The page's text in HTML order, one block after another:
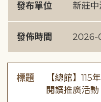
發布單位 新莊
發佈時間 2026-
標題
【總館】
閱讀推廣活